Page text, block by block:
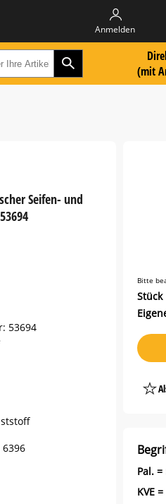
Anmelden
oder Artikelnummer hier
Zur Suche Landingpage
(mit
Seifen- und
53694
Bitte
Stück
Pal. =
KVE =